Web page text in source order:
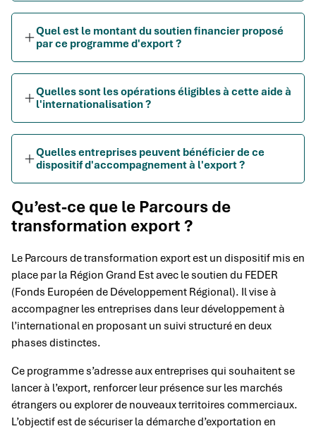
Quel est le montant du soutien financier proposé
par ce programme d'export ?
Quelles sont les opérations éligibles à cette aide à
l'internationalisation ?
Quelles entreprises peuvent bénéficier de ce
dispositif d'accompagnement à l'export ?
Qu’est-ce que le Parcours de
transformation export ?
Le Parcours de transformation export est un dispositif mis en
place par la Région Grand Est avec le soutien du FEDER
(Fonds Européen de Développement Régional). Il vise à
accompagner les entreprises dans leur développement à
l’international en proposant un suivi structuré en deux
phases distinctes.
Ce programme s’adresse aux entreprises qui souhaitent se
lancer à l’export, renforcer leur présence sur les marchés
étrangers ou explorer de nouveaux territoires commerciaux.
L’objectif est de sécuriser la démarche d’exportation en